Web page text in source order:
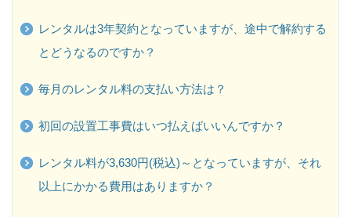
レンタルは3年契約となっていますが、途中で解約する
とどうなるのですか？
毎月のレンタル料の支払い方法は？
初回の設置工事費はいつ払えばいいんですか？
レンタル料が3,630円(税込)～となっていますが、それ
以上にかかる費用はありますか？